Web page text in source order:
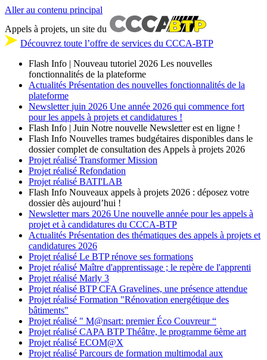
Aller au contenu principal
Appels à projets, un site du
Découvrez toute l’offre de services du CCCA-BTP
Flash Info | Nouveau tutoriel 2026 Les nouvelles
fonctionnalités de la plateforme
Actualités Présentation des nouvelles fonctionnalités de la
plateforme
Newsletter juin 2026 Une année 2026 qui commence fort
pour les appels à projets et candidatures !
Flash Info | Juin Notre nouvelle Newsletter est en ligne !
Flash Info Nouvelles trames budgétaires disponibles dans le
dossier complet de consultation des Appels à projets 2026
Projet réalisé Transformer Mission
Projet réalisé Refondation
Projet réalisé BATI'LAB
Flash Info Nouveaux appels à projets 2026 : déposez votre
dossier dès aujourd’hui !
Newsletter mars 2026 Une nouvelle année pour les appels à
projet et à candidatures du CCCA-BTP
Actualités Présentation des thématiques des appels à projets et
candidatures 2026
Projet réalisé Le BTP rénove ses formations
Projet réalisé Maître d'apprentissage ; le repère de l'apprenti
Projet réalisé Marly 3
Projet réalisé BTP CFA Gravelines, une présence attendue
Projet réalisé Formation "Rénovation energétique des
bâtiments"
Projet réalisé " M@nsart: premier Éco Couvreur “
Projet réalisé CAPA BTP Théâtre, le programme 6ème art
Projet réalisé ECOM@X
Projet réalisé Parcours de formation multimodal aux